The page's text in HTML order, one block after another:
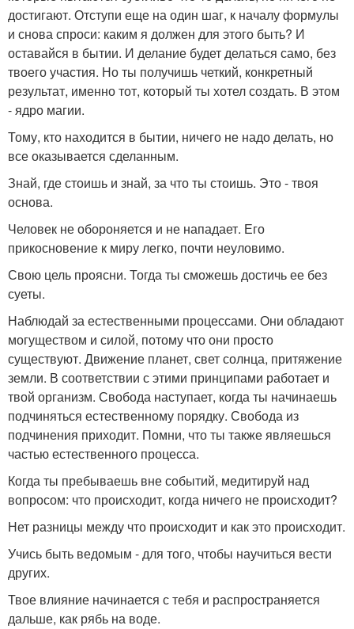
достигают. Отступи еще на один шаг, к началу формулы
и снова спроси: каким я должен для этого быть? И
оставайся в бытии. И делание будет делаться само, без
твоего участия. Но ты получишь четкий, конкретный
результат, именно тот, который ты хотел создать. В этом
- ядро магии.
Тому, кто находится в бытии, ничего не надо делать, но
все оказывается сделанным.
Знай, где стоишь и знай, за что ты стоишь. Это - твоя
основа.
Человек не обороняется и не нападает. Его
прикосновение к миру легко, почти неуловимо.
Свою цель проясни. Тогда ты сможешь достичь ее без
суеты.
Наблюдай за естественными процессами. Они обладают
могуществом и силой, потому что они просто
существуют. Движение планет, свет солнца, притяжение
земли. В соответствии с этими принципами работает и
твой организм. Свобода наступает, когда ты начинаешь
подчиняться естественному порядку. Свобода из
подчинения приходит. Помни, что ты также являешься
частью естественного процесса.
Когда ты пребываешь вне событий, медитируй над
вопросом: что происходит, когда ничего не происходит?
Нет разницы между что происходит и как это происходит.
Учись быть ведомым - для того, чтобы научиться вести
других.
Твое влияние начинается с тебя и распространяется
дальше, как рябь на воде.